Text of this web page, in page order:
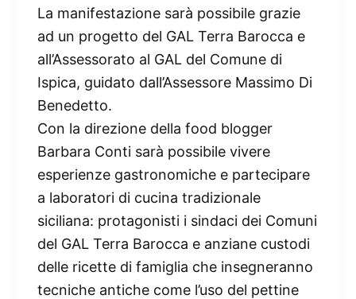
La manifestazione sarà possibile grazie
ad un progetto del GAL Terra Barocca e
all’Assessorato al GAL del Comune di
Ispica, guidato dall’Assessore Massimo Di
Benedetto.
Con la direzione della food blogger
Barbara Conti sarà possibile vivere
esperienze gastronomiche e partecipare
a laboratori di cucina tradizionale
siciliana: protagonisti i sindaci dei Comuni
del GAL Terra Barocca e anziane custodi
delle ricette di famiglia che insegneranno
tecniche antiche come l’uso del pettine